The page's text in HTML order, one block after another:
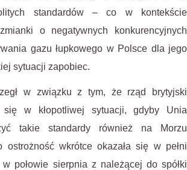
standardów – co w kontekście
o negatywnych konkurencyjnych
gazu łupkowego w Polsce dla jego
sytuacji zapobiec.
w związku z tym, że rząd brytyjski
się w kłopotliwej sytuacji, gdyby Unia
takie standardy również na Morzu
ostrożność wkrótce okazała się w pełni
połowie sierpnia z należącej do spółki